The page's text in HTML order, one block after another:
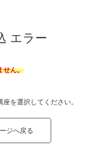
エラー
せん。
を選択してください。
ジへ戻る